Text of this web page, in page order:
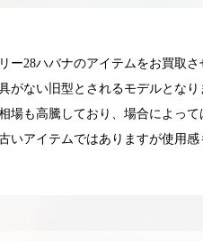
2025.05.16
ー28ハバナのアイテムをお買取
がない旧型とされるモデルとな
場も高騰しており、場合によっ
いアイテムではありますが使用